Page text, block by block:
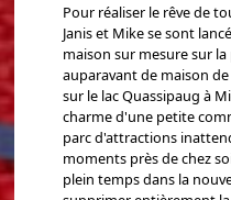
Pour réaliser le rêve de
Janis et Mike se sont
maison sur mesure sur
auparavant de maison
sur le lac Quassipaug à
charme d'une petite
parc d'attractions
moments près de chez
plein temps dans la